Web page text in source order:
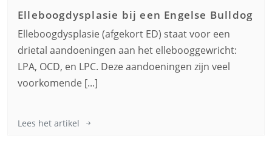
Elleboogdysplasie bij een Engelse Bulldog
Elleboogdysplasie (afgekort ED) staat voor een
drietal aandoeningen aan het ellebooggewricht:
LPA, OCD, en LPC. Deze aandoeningen zijn veel
voorkomende [...]
Lees het artikel